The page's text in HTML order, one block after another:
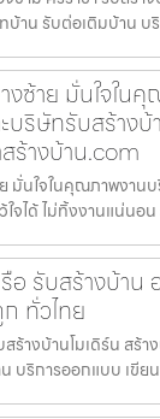
ทบ้าน รับต่อเติมบ้าน
งซ้าย มั่นใจใ
บริษัทรับสร้างบ้
ร้างบ้าน.com
มั่นใจในคุณภาพงาน
จได้ ไม่ทิ้งงานแน่นอน
อ รับสร้างบ้าน
ทั่วไทย
ร้างบ้านโมเดิร์น สร้า
บริการออกแบบ เขี